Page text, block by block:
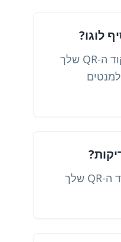
לוגו?
כן. התאם אישית את קוד ה-QR שלך
לא. ניתן לסרוק את קוד ה-QR שלך